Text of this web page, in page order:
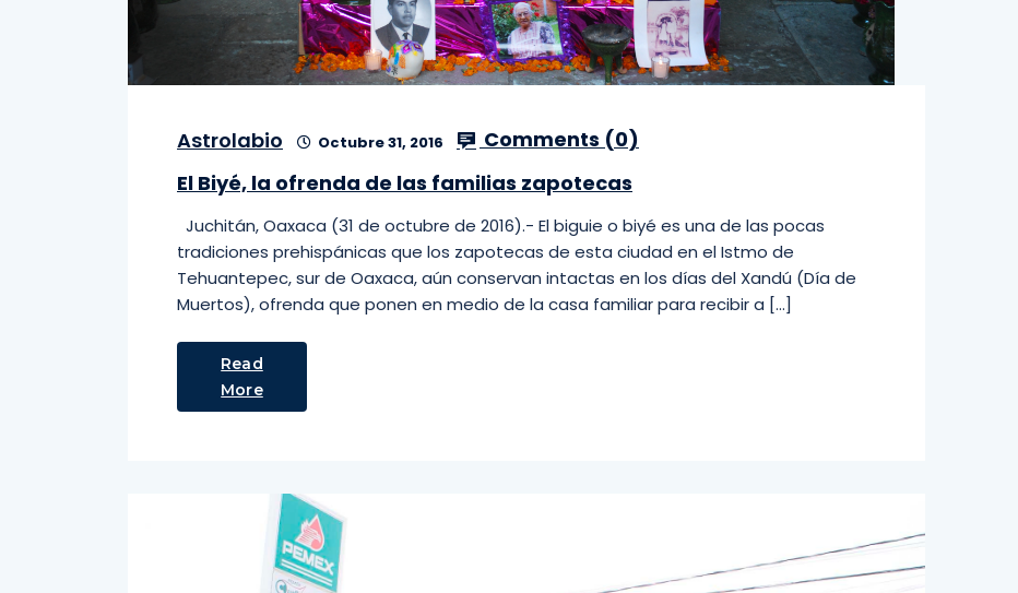
Astrolabio Octubre 31, 2016 Comments (0)
El Biyé, la ofrenda de las familias zapotecas
Juchitán, Oaxaca (31 de octubre de 2016).- El biguie o biyé es una de las pocas
tradiciones prehispánicas que los zapotecas de esta ciudad en el Istmo de
Tehuantepec, sur de Oaxaca, aún conservan intactas en los días del Xandú (Día de
Muertos), ofrenda que ponen en medio de la casa familiar para recibir a […]
Read
More